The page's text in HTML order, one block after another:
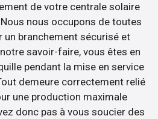
de votre centrale solaire
nous occupons de toutes
branchement sécurisé et
savoir-faire, vous êtes en
pendant la mise en service
demeure correctement relié
une production maximale
donc pas à vous soucier des